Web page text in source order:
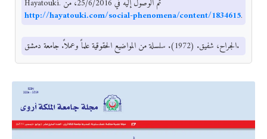
Hayatouki. تم الوصول إليه في 25/6/2016، من
http://hayatouki.com/social-phenomena/content/1834615.
الجراح، شفيق. (1972). سلسلة من المواضيع الحقوقية علماً وعملاً. جامعة دمشق.